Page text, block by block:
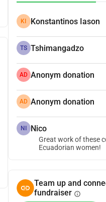
KI Konstantinos Iason
TS Tshimangadzo
AD Anonym donation
AD Anonym donation
NI Nico
Great work of these
Ecuadorian women!
Team up and
fundraiser info